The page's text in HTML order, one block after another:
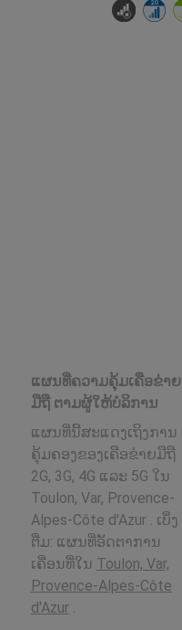
ແຜນທີ່ຄວາມຄຸ້ມເຄືອຂ່າຍ
ມືຖື ຕາມຜູ້ໃຫ້ບໍລິການ
ແຜນທີ່ນີ້ສະແດງເຖິງການ
ຄຸ້ມຄອງຂອງເຄືອຂ່າຍມືຖື
2G, 3G, 4G ແລະ 5G ໃນ
Toulon, Var, Provence-
Alpes-Côte d'Azur . ເບິ່ງ
ຕື່ມ: ແຜນທີ່ອັດຕາການ
ເຄື່ອນທີ່ໃນ Toulon, Var,
Provence-Alpes-Côte
d'Azur.